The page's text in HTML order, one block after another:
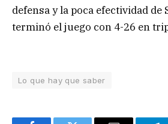
defensa y la poca efectividad de
terminó el juego con 4-26 en
Lo que hay que saber